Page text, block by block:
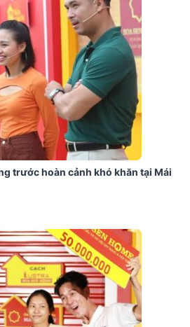
trước hoàn cảnh khó khăn tại Mái